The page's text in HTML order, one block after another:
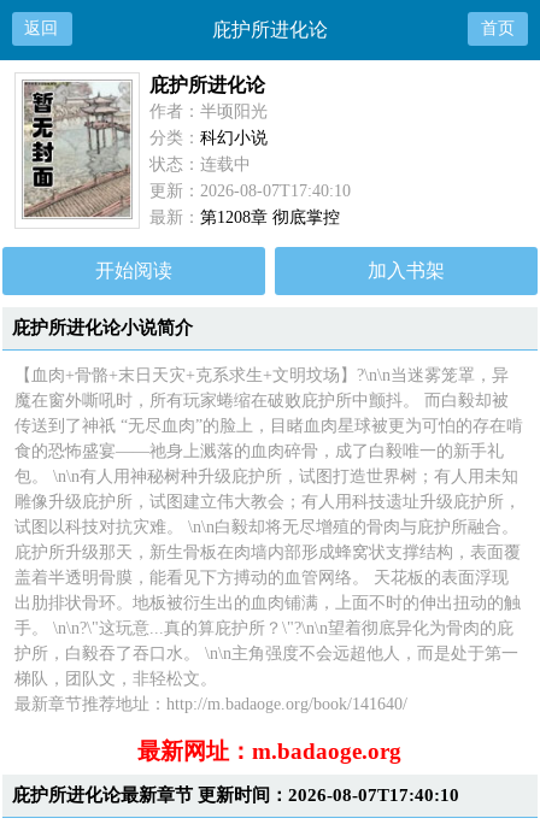
返回 庇护所进化论 首页
庇护所进化论
作者：半顷阳光
分类：科幻小说
状态：连载中
更新：2026-08-07T17:40:10
最新：第1208章 彻底掌控
开始阅读 加入书架
庇护所进化论小说简介
【血肉+骨骼+末日天灾+克系求生+文明坟场】?\n\n当迷雾笼罩，异
魔在窗外嘶吼时，所有玩家蜷缩在破败庇护所中颤抖。 而白毅却被
传送到了神祇 “无尽血肉”的脸上，目睹血肉星球被更为可怕的存在啃
食的恐怖盛宴——祂身上溅落的血肉碎骨，成了白毅唯一的新手礼
包。 \n\n有人用神秘树种升级庇护所，试图打造世界树；有人用未知
雕像升级庇护所，试图建立伟大教会；有人用科技遗址升级庇护所，
试图以科技对抗灾难。 \n\n白毅却将无尽增殖的骨肉与庇护所融合。
庇护所升级那天，新生骨板在肉墙内部形成蜂窝状支撑结构，表面覆
盖着半透明骨膜，能看见下方搏动的血管网络。 天花板的表面浮现
出肋排状骨环。地板被衍生出的血肉铺满，上面不时的伸出扭动的触
手。 \n\n?\"这玩意...真的算庇护所？\"?\n\n望着彻底异化为骨肉的庇
护所，白毅吞了吞口水。 \n\n主角强度不会远超他人，而是处于第一
梯队，团队文，非轻松文。
最新章节推荐地址：http://m.badaoge.org/book/141640/
最新网址：m.badaoge.org
庇护所进化论最新章节 更新时间：2026-08-07T17:40:10